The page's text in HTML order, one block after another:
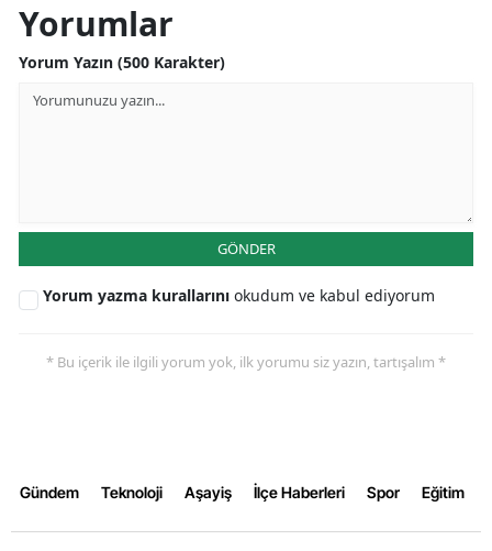
Yorumlar
Yorum Yazın (500 Karakter)
GÖNDER
Yorum yazma kurallarını okudum ve kabul ediyorum
* Bu içerik ile ilgili yorum yok, ilk yorumu siz yazın, tartışalım *
Gündem Teknoloji Aşayiş İlçe Haberleri Spor Eğitim